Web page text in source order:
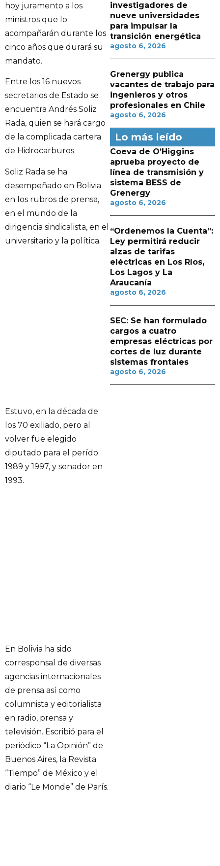
hoy juramento a los
ministros que lo
acompañarán durante los
cinco años que durará su
mandato.
Entre los 16 nuevos
secretarios de Estado se
encuentra Andrés Soliz
Rada, quien se hará cargo
de la complicada cartera
de Hidrocarburos.
Soliz Rada se ha
desempeñado en Bolivia
en los rubros de prensa,
en el mundo de la
dirigencia sindicalista, en el
universitario y la política.
Estuvo, en la década de
los 70 exiliado, pero al
volver fue elegido
diputado para el perído
1989 y 1997, y senador en
1993.
En Bolivia ha sido
corresponsal de diversas
agencias internacionales
de prensa así como
columnista y editorialista
en radio, prensa y
televisión. Escribió para el
periódico “La Opinión” de
Buenos Aires, la Revista
“Tiempo” de México y el
diario “Le Monde” de París.
investigadores de
nueve universidades
para impulsar la
transición energética
agosto 6, 2026
Grenergy publica
vacantes de trabajo para
ingenieros y otros
profesionales en Chile
agosto 6, 2026
Lo más leído
Coeva de O’Higgins
aprueba proyecto de
línea de transmisión y
sistema BESS de
Grenergy
agosto 6, 2026
“Ordenemos la Cuenta”:
Ley permitirá reducir
alzas de tarifas
eléctricas en Los Ríos,
Los Lagos y La
Araucanía
agosto 6, 2026
SEC: Se han formulado
cargos a cuatro
empresas eléctricas por
cortes de luz durante
sistemas frontales
agosto 6, 2026